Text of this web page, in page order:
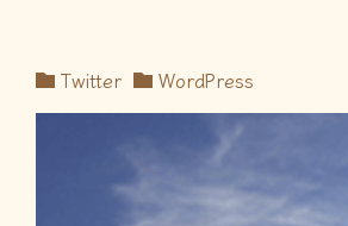
Twitter WordPress